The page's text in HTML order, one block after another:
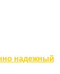
надежный